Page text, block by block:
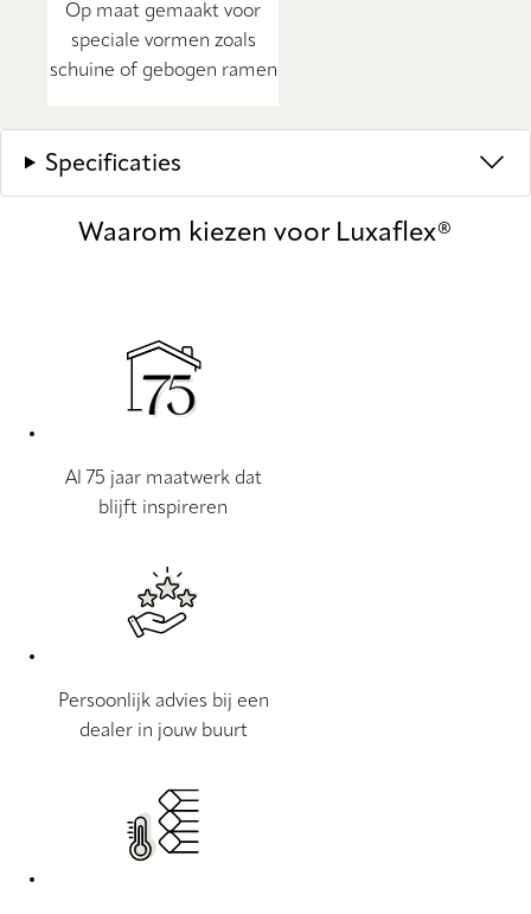
Op maat gemaakt voor
speciale vormen zoals
schuine of gebogen ramen
Specificaties
Waarom kiezen voor Luxaflex®
Al 75 jaar maatwerk dat
blijft inspireren
Persoonlijk advies bij een
dealer in jouw buurt